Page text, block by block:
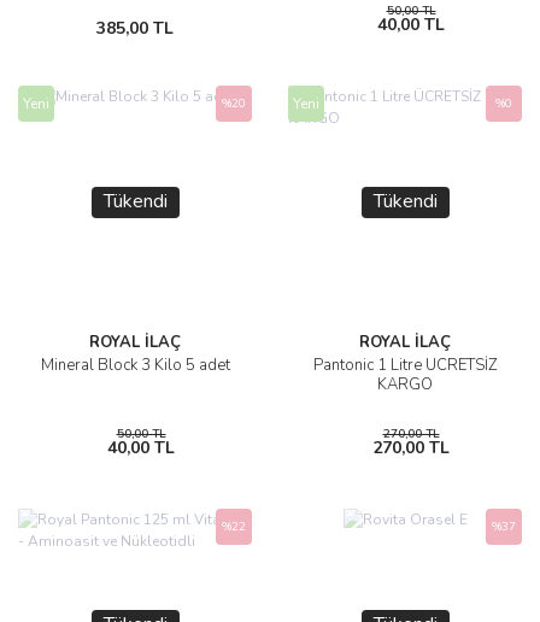
385,00 TL
50,00 TL
40,00 TL
Yeni
Tükendi
ROYAL İLAÇ
Mineral Block 3 Kilo 5 adet
%20
50,00 TL
40,00 TL
Yeni
Tükendi
ROYAL İLAÇ
Pantonic 1 Litre ÜCRETSİZ
KARGO
%0
270,00 TL
270,00 TL
%22 %37